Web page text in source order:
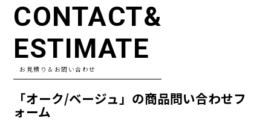
CONTACT&
ESTIMATE
お見積り＆お問い合わせ
「オーク/ベージュ」の商品問い合わせフ
ォーム